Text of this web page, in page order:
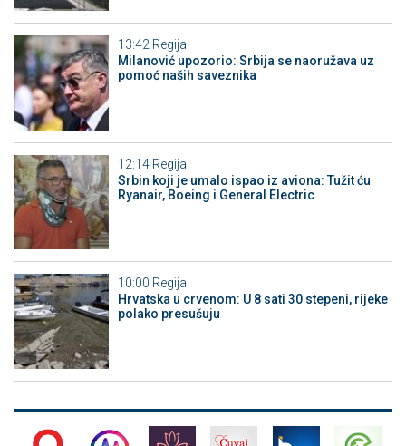
13:42 Regija
Milanović upozorio: Srbija se naoružava uz
pomoć naših saveznika
12:14 Regija
Srbin koji je umalo ispao iz aviona: Tužit ću
Ryanair, Boeing i General Electric
10:00 Regija
Hrvatska u crvenom: U 8 sati 30 stepeni, rijeke
polako presušuju